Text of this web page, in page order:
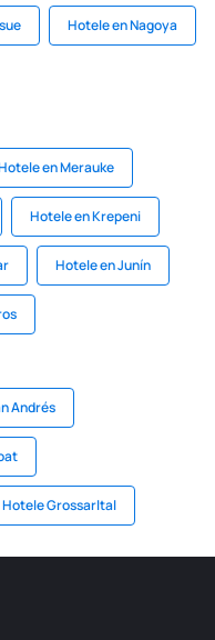
Hotele en Nagoya
en Merauke
Hotele en Krepeni
Hotele en Junín
Andrés
Hotele Grossarltal